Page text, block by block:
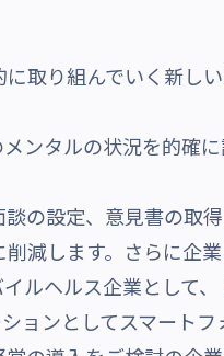
取り組んでいく新しい
ンタルの状況を的確
の設定、意見書の取
減します。さらに企
ルヘルス企業として
ョンとしてスマート